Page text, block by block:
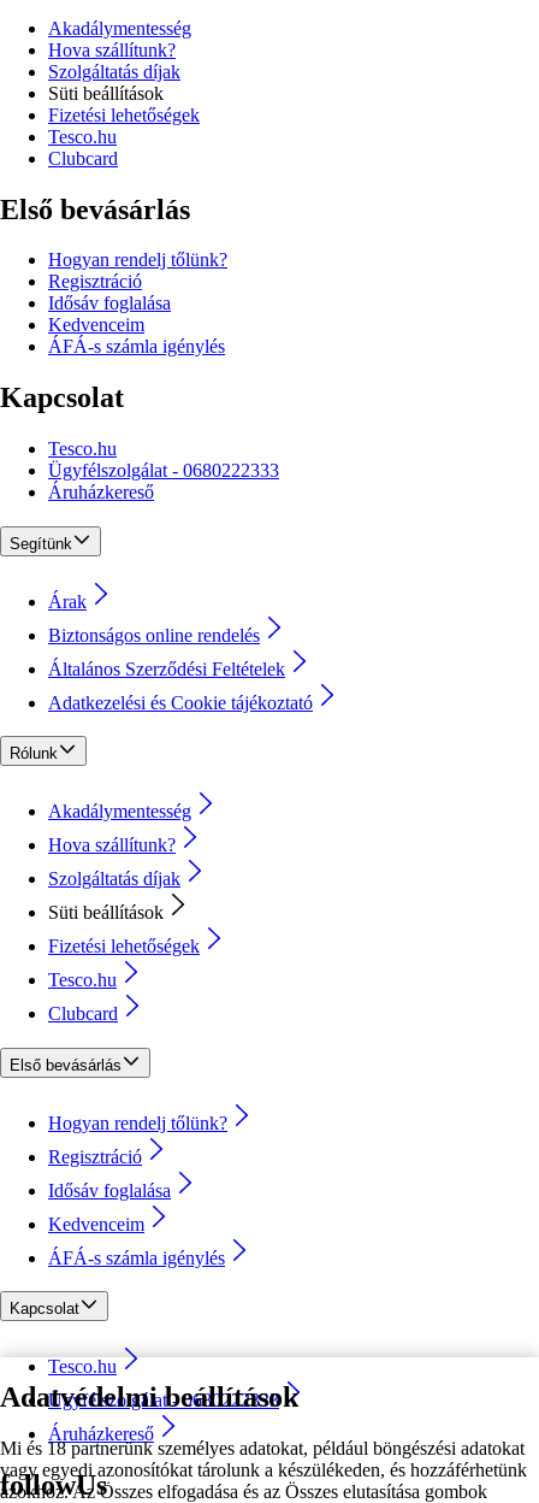
Adatvédelmi beállítások
Mi és 18 partnerünk személyes adatokat, például böngészési adatokat
vagy egyedi azonosítókat tárolunk a készülékeden, és hozzáférhetünk
azokhoz. Az Összes elfogadása és az Összes elutasítása gombok
Akadálymentesség
Hova szállítunk?
Szolgáltatás díjak
Süti beállítások
Fizetési lehetőségek
Tesco.hu
Clubcard
Első bevásárlás
Hogyan rendelj tőlünk?
Regisztráció
Idősáv foglalása
Kedvenceim
ÁFÁ-s számla igénylés
Kapcsolat
Tesco.hu
Ügyfélszolgálat - 0680222333
Áruházkereső
Segítünk
Árak
Biztonságos online rendelés
Általános Szerződési Feltételek
Adatkezelési és Cookie tájékoztató
Rólunk
Akadálymentesség
Hova szállítunk?
Szolgáltatás díjak
Süti beállítások
Fizetési lehetőségek
Tesco.hu
Clubcard
Első bevásárlás
Hogyan rendelj tőlünk?
Regisztráció
Idősáv foglalása
Kedvenceim
ÁFÁ-s számla igénylés
Kapcsolat
Tesco.hu
Ügyfélszolgálat - 0680222333
Áruházkereső
followUs